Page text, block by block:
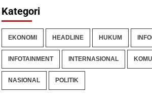
Kategori
EKONOMI HEADLINE HUKUM
INFOTAINMENT INTERNASIONAL
NASIONAL POLITIK